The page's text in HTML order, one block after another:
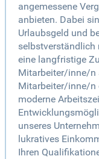
angemessene
anbieten. Dabei
Urlaubsgeld und
selbstverständlich
eine langfristige
Mitarbeiter/inne/n
Mitarbeiter/inne/n
moderne
unseres
lukratives
Ihren